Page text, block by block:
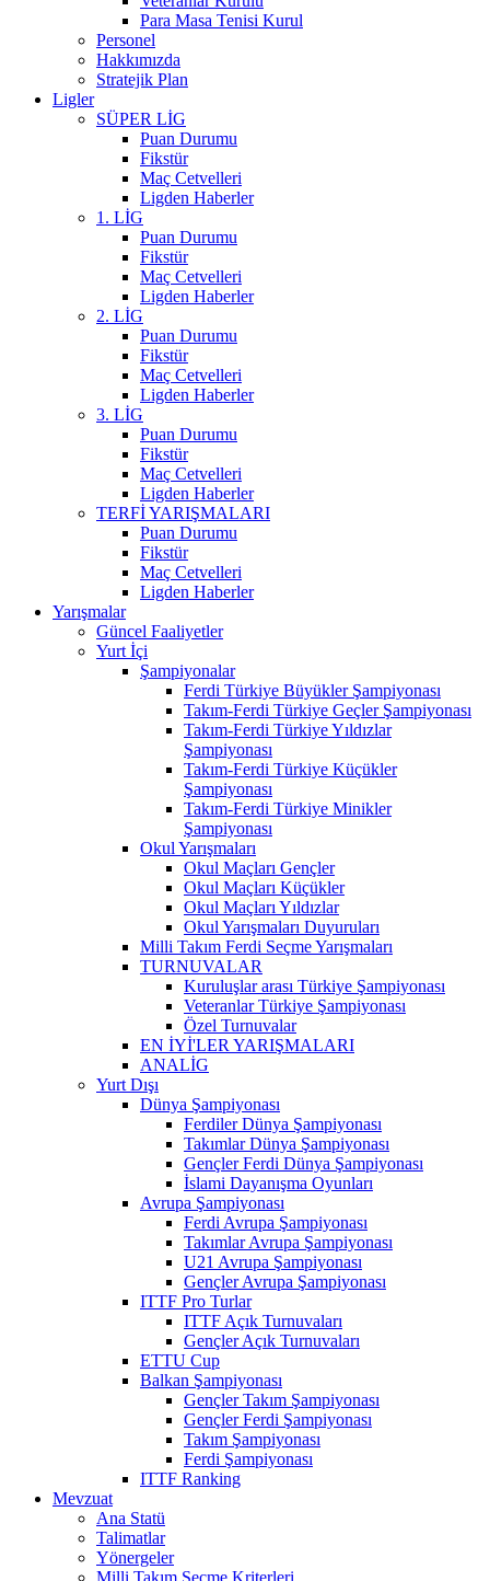
Para Masa Tenisi Kurul
Personel
Hakkımızda
Stratejik Plan
Ligler
SÜPER LİG
Puan Durumu
Fikstür
Maç Cetvelleri
Ligden Haberler
1. LİG
Puan Durumu
Fikstür
Maç Cetvelleri
Ligden Haberler
2. LİG
Puan Durumu
Fikstür
Maç Cetvelleri
Ligden Haberler
3. LİG
Puan Durumu
Fikstür
Maç Cetvelleri
Ligden Haberler
TERFİ YARIŞMALARI
Puan Durumu
Fikstür
Maç Cetvelleri
Ligden Haberler
Yarışmalar
Güncel Faaliyetler
Yurt İçi
Şampiyonalar
Ferdi Türkiye Büyükler Şampiyonası
Takım-Ferdi Türkiye Geçler Şampiyonası
Takım-Ferdi Türkiye Yıldızlar
Şampiyonası
Takım-Ferdi Türkiye Küçükler
Şampiyonası
Takım-Ferdi Türkiye Minikler
Şampiyonası
Okul Yarışmaları
Okul Maçları Gençler
Okul Maçları Küçükler
Okul Maçları Yıldızlar
Okul Yarışmaları Duyuruları
Milli Takım Ferdi Seçme Yarışmaları
TURNUVALAR
Kuruluşlar arası Türkiye Şampiyonası
Veteranlar Türkiye Şampiyonası
Özel Turnuvalar
EN İYİ'LER YARIŞMALARI
ANALİG
Yurt Dışı
Dünya Şampiyonası
Ferdiler Dünya Şampiyonası
Takımlar Dünya Şampiyonası
Gençler Ferdi Dünya Şampiyonası
İslami Dayanışma Oyunları
Avrupa Şampiyonası
Ferdi Avrupa Şampiyonası
Takımlar Avrupa Şampiyonası
U21 Avrupa Şampiyonası
Gençler Avrupa Şampiyonası
ITTF Pro Turlar
ITTF Açık Turnuvaları
Gençler Açık Turnuvaları
ETTU Cup
Balkan Şampiyonası
Gençler Takım Şampiyonası
Gençler Ferdi Şampiyonası
Takım Şampiyonası
Ferdi Şampiyonası
ITTF Ranking
Mevzuat
Ana Statü
Talimatlar
Yönergeler
Milli Takım Seçme Kriterleri